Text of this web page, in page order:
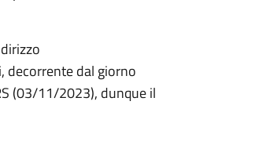
decorrente dal giorno
(03/11/2023), dunque il